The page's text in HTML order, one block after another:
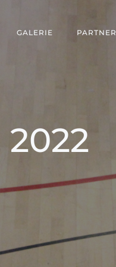
GALERIE PARTNER
2022